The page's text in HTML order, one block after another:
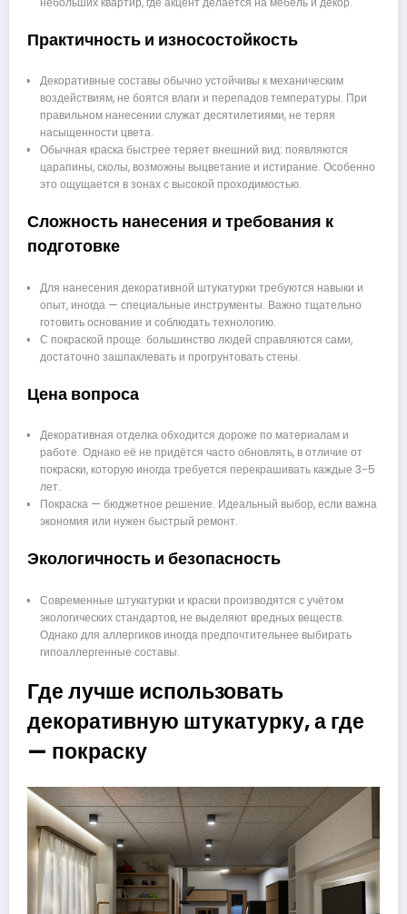
Практичность и износостойкость
Декоративные составы обычно устойчивы к механическим
воздействиям, не боятся влаги и перепадов температуры. При
правильном нанесении служат десятилетиями, не теряя
насыщенности цвета.
Обычная краска быстрее теряет внешний вид: появляются
царапины, сколы, возможны выцветание и истирание. Особенно
это ощущается в зонах с высокой проходимостью.
Сложность нанесения и требования к
подготовке
Для нанесения декоративной штукатурки требуются навыки и
опыт, иногда — специальные инструменты. Важно тщательно
готовить основание и соблюдать технологию.
С покраской проще: большинство людей справляются сами,
достаточно зашпаклевать и прогрунтовать стены.
Цена вопроса
Декоративная отделка обходится дороже по материалам и
работе. Однако её не придётся часто обновлять, в отличие от
покраски, которую иногда требуется перекрашивать каждые 3−5
лет.
Покраска — бюджетное решение. Идеальный выбор, если важна
экономия или нужен быстрый ремонт.
Экологичность и безопасность
Современные штукатурки и краски производятся с учётом
экологических стандартов, не выделяют вредных веществ.
Однако для аллергиков иногда предпочтительнее выбирать
гипоаллергенные составы.
Где лучше использовать
декоративную штукатурку, а где
— покраску